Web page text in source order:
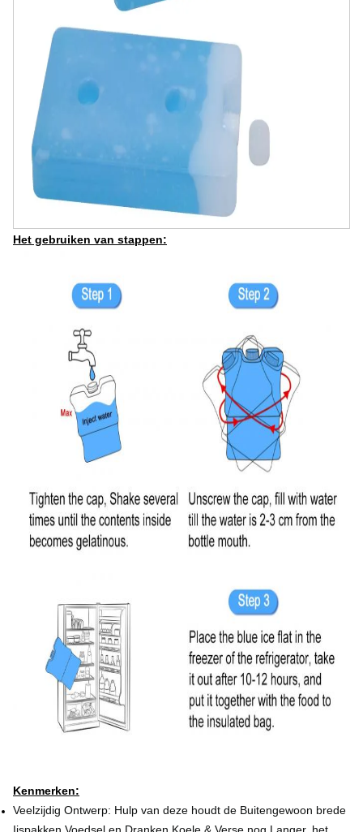
Het gebruiken van stappen:
Kenmerken:
Veelzijdig Ontwerp: Hulp van deze houdt de Buitengewoon brede
Ijspakken Voedsel en Dranken Koele & Verse nog Langer. het